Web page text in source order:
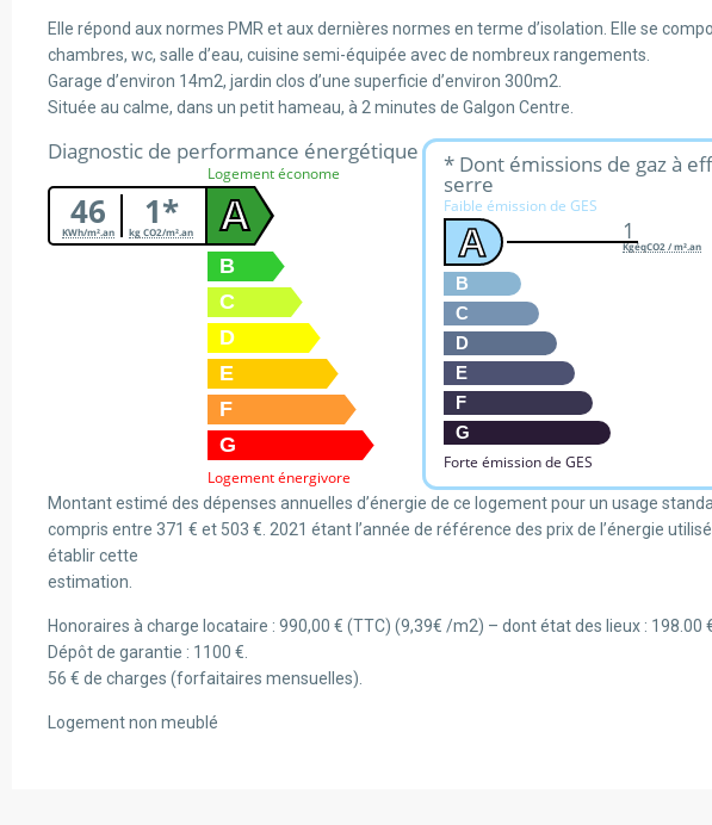
Elle répond aux normes PMR et aux dernières normes en terme d’isolation. Elle se
chambres, wc, salle d’eau, cuisine semi-équipée avec de nombreux rangements.
Garage d’environ 14m2, jardin clos d’une superficie d’environ 300m2.
Située au calme, dans un petit hameau, à 2 minutes de Galgon Centre.
Diagnostic de performance énergétique
46
KWh/m².an 1*
kg CO2/m².an
Logement économe
A
B
C
D
E
F
G
Logement énergivore
* Dont émissions de gaz à
serre
Faible émission de GES
A
B
C
D
E
F
G
Forte émission de GES
1
KgéqCO2 / m².an
Montant estimé des dépenses annuelles d’énergie de ce logement pour un usage
compris entre 371 € et 503 €. 2021 étant l’année de référence des prix de l’énergie
établir cette
estimation.
Honoraires à charge locataire : 990,00 € (TTC) (9,39€ /m2) – dont état des lieux : 198.00
Dépôt de garantie : 1100 €.
56 € de charges (forfaitaires mensuelles).
Logement non meublé